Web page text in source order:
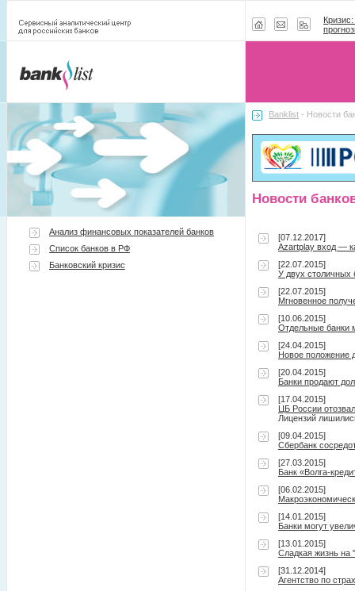
Анализ финансовых показателей банков
Список банков в РФ
Банковский кризис
Banklist - Новости
Новости
[07.12.2017]
Azartplay вход —
[22.07.2015]
У двух столичных
[22.07.2015]
Мгновенное
[10.06.2015]
Отдельные банки
[24.04.2015]
Новое положение
[20.04.2015]
Банки продают
[17.04.2015]
ЦБ России
Лицензий
[09.04.2015]
Сбербанк
[27.03.2015]
Банк «Волга-
[06.02.2015]
[14.01.2015]
Банки могут
[13.01.2015]
Сладкая жизнь на
[31.12.2014]
Агентство по